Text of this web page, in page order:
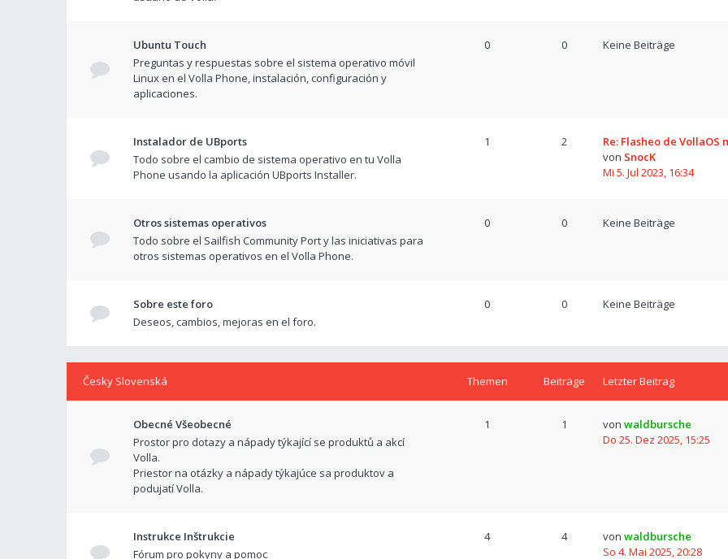
Ubuntu Touch
Preguntas y respuestas sobre el sistema operativo móvil
Linux en el Volla Phone, instalación, configuración y
aplicaciones.
0 0 Keine Beiträge
Instalador de UBports
Todo sobre el cambio de sistema operativo en tu Volla
Phone usando la aplicación UBports Installer.
1 2
Re: Flasheo de VollaOS
von SnocK
Mi 5. Jul 2023, 16:34
Otros sistemas operativos
Todo sobre el Sailfish Community Port y las iniciativas para
otros sistemas operativos en el Volla Phone.
0 0 Keine Beiträge
Sobre este foro
Deseos, cambios, mejoras en el foro.
0 0 Keine Beiträge
Česky Slovenská Themen Beiträge Letzter Beitrag
Obecné Všeobecné
Prostor pro dotazy a nápady týkající se produktů a akcí
Volla.
Priestor na otázky a nápady týkajúce sa produktov a
podujatí Volla.
1 1 von waldbursche
Do 25. Dez 2025, 15:25
Instrukce Inštrukcie
Fórum pro pokyny a pomoc
4 4 von waldbursche
So 4. Mai 2025, 20:28